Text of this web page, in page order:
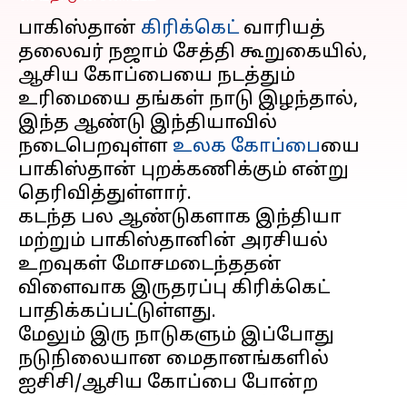
பாகிஸ்தான் கிரிக்கெட் வாரியத்
தலைவர் நஜாம் சேத்தி கூறுகையில்,
ஆசிய கோப்பையை நடத்தும்
உரிமையை தங்கள் நாடு இழந்தால்,
இந்த ஆண்டு இந்தியாவில்
நடைபெறவுள்ள உலக கோப்பையை
பாகிஸ்தான் புறக்கணிக்கும் என்று
தெரிவித்துள்ளார்.
கடந்த பல ஆண்டுகளாக இந்தியா
மற்றும் பாகிஸ்தானின் அரசியல்
உறவுகள் மோசமடைந்ததன்
விளைவாக இருதரப்பு கிரிக்கெட்
பாதிக்கப்பட்டுள்ளது.
மேலும் இரு நாடுகளும் இப்போது
நடுநிலையான மைதானங்களில்
ஐசிசி/ஆசிய கோப்பை போன்ற